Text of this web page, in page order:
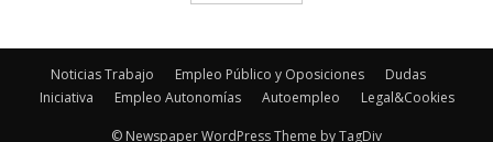
Noticias Trabajo Empleo Público y Oposiciones
Dudas
Iniciativa
Empleo Autonomías Autoempleo Legal&Cookies
© Newspaper WordPress Theme by TagDiv